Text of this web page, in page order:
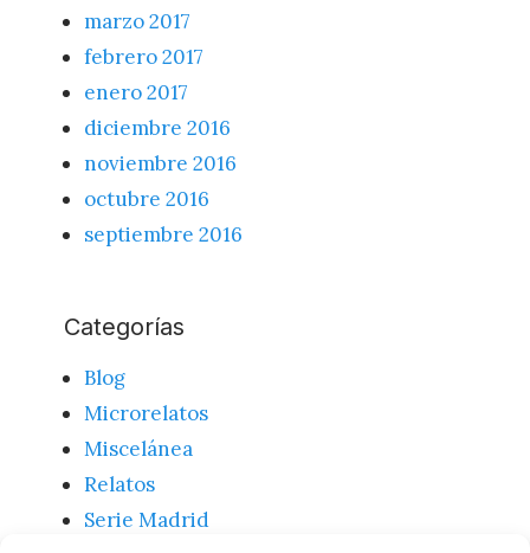
marzo 2017
febrero 2017
enero 2017
diciembre 2016
noviembre 2016
octubre 2016
septiembre 2016
Categorías
Blog
Microrelatos
Miscelánea
Relatos
Serie Madrid